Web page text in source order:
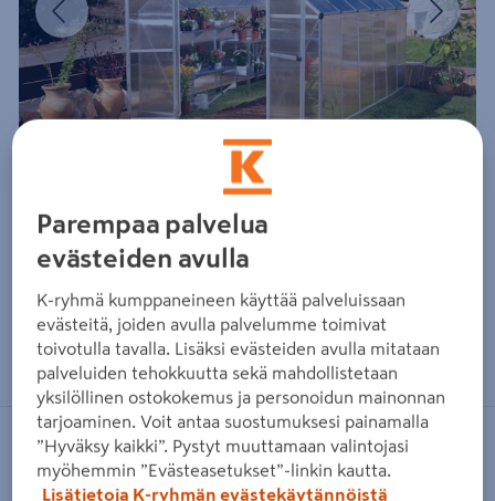
Zoomaa kuvaa sormilla kosketusnäytöllä
Kasvihuone Canopia Essence 9m²
CANOPIA BY PALRAM
Parempaa palvelua
evästeiden avulla
K-ryhmä kumppaneineen käyttää palveluissaan
evästeitä, joiden avulla palvelumme toimivat
toivotulla tavalla. Lisäksi evästeiden avulla mitataan
palveluiden tehokkuutta sekä mahdollistetaan
yksilöllinen ostokokemus ja personoidun mainonnan
tarjoaminen. Voit antaa suostumuksesi painamalla
”Hyväksy kaikki”. Pystyt muuttamaan valintojasi
myöhemmin ”Evästeasetukset”-linkin kautta.
Lisätietoja K-ryhmän evästekäytännöistä